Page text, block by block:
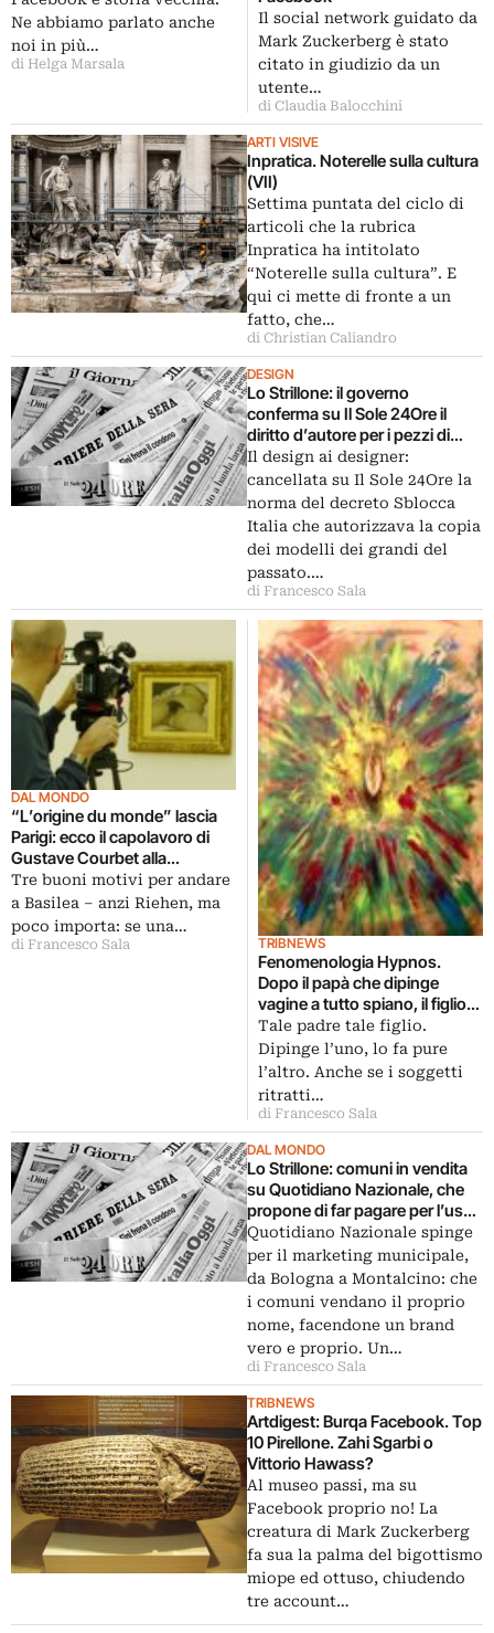
indisturbati
Ne abbiamo parlato anche
noi in più…
di Helga Marsala
Il social network guidato da
Mark Zuckerberg è stato
citato in giudizio da un
utente…
di Claudia Balocchini
ARTI VISIVE
Inpratica. Noterelle sulla cultura
(VII)
Settima puntata del ciclo di
articoli che la rubrica
Inpratica ha intitolato
“Noterelle sulla cultura”. E
qui ci mette di fronte a un
fatto, che…
di Christian Caliandro
DESIGN
Lo Strillone: il governo
conferma su Il Sole 24Ore il
diritto d’autore per i pezzi di
design. E poi Courbet,
Kentridge, Vivian Maier…
Il design ai designer:
cancellata su Il Sole 24Ore la
norma del decreto Sblocca
Italia che autorizzava la copia
dei modelli dei grandi del
passato.…
di Francesco Sala
DAL MONDO
“L’origine du monde” lascia
Parigi: ecco il capolavoro di
Gustave Courbet alla
Fondation Beyeler, pezzo
forte della mostra-omaggio
allestita a Basilea
Tre buoni motivi per andare
a Basilea – anzi Riehen, ma
poco importa: se una…
di Francesco Sala TRIBNEWS
Fenomenologia Hypnos.
Dopo il papà che dipinge
vagine a tutto spiano, il figlio
prende la strada dell’arte. Il
web ci consegna le gesta di
un piccolo che a soli venti
mesi già armeggia con tele e
pennelli
Tale padre tale figlio.
Dipinge l’uno, lo fa pure
l’altro. Anche se i soggetti
ritratti…
di Francesco Sala
DAL MONDO
Lo Strillone: comuni in vendita
su Quotidiano Nazionale, che
propone di far pagare per l’uso
a fini commerciali del nome di
paesi e città. E poi De Bellis
chiacchiera con Luca Beatrice,
le nove campane di Notre-
Dame, si infittisce il mistero della
modella di Courbet…
Quotidiano Nazionale spinge
per il marketing municipale,
da Bologna a Montalcino: che
i comuni vendano il proprio
nome, facendone un brand
vero e proprio. Un…
di Francesco Sala
TRIBNEWS
Artdigest: Burqa Facebook. Top
10 Pirellone. Zahi Sgarbi o
Vittorio Hawass?
Al museo passi, ma su
Facebook proprio no! La
creatura di Mark Zuckerberg
fa sua la palma del bigottismo
miope ed ottuso, chiudendo
tre account…